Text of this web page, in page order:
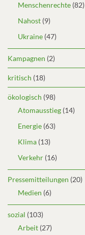
Menschenrechte (82)
Nahost (9)
Ukraine (47)
Kampagnen (2)
kritisch (18)
ökologisch (98)
Atomausstieg (14)
Energie (63)
Klima (13)
Verkehr (16)
Pressemitteilungen (20)
Medien (6)
sozial (103)
Arbeit (27)